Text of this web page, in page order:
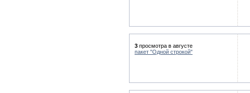
3 просмотра в августе
пакет "Одной строкой"